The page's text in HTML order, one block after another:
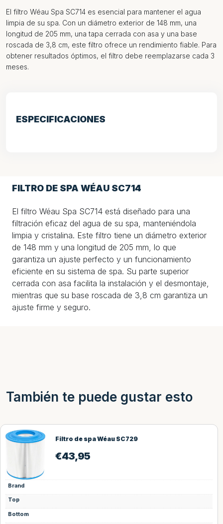
El filtro Wéau Spa SC714 es esencial para mantener el agua
limpia de su spa. Con un diámetro exterior de 148 mm, una
longitud de 205 mm, una tapa cerrada con asa y una base
roscada de 3,8 cm, este filtro ofrece un rendimiento fiable. Para
obtener resultados óptimos, el filtro debe reemplazarse cada 3
meses.
ESPECIFICACIONES
FILTRO DE SPA WÉAU SC714
El filtro Wéau Spa SC714 está diseñado para una
filtración eficaz del agua de su spa, manteniéndola
limpia y cristalina. Este filtro tiene un diámetro exterior
de 148 mm y una longitud de 205 mm, lo que
garantiza un ajuste perfecto y un funcionamiento
eficiente en su sistema de spa. Su parte superior
cerrada con asa facilita la instalación y el desmontaje,
mientras que su base roscada de 3,8 cm garantiza un
ajuste firme y seguro.
También te puede gustar esto
Filtro de spa Wéau SC729
€43,95
Brand
Top
Bottom